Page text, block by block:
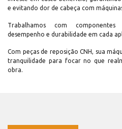
e evitando dor de cabeça com
Trabalhamos com componentes
desempenho e durabilidade em cada
Com peças de reposição CNH, sua
tranquilidade para focar no que
obra.